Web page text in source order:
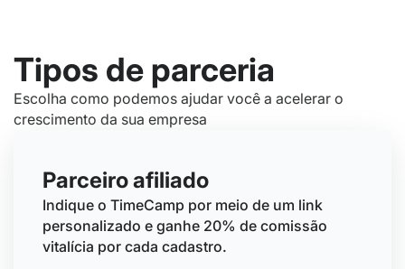
Tipos de parceria
Escolha como podemos ajudar você a acelerar o
crescimento da sua empresa
Parceiro afiliado
Indique o TimeCamp por meio de um link
personalizado e ganhe 20% de comissão
vitalícia por cada cadastro.